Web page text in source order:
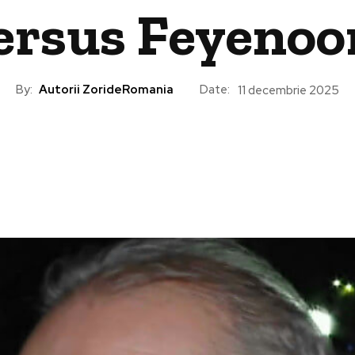
By: Autorii ZorideRomania Date: 11 decembrie 2025